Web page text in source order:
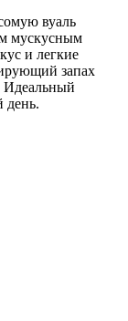
вуаль
мускусным
и легкие
запах
Идеальный
день.